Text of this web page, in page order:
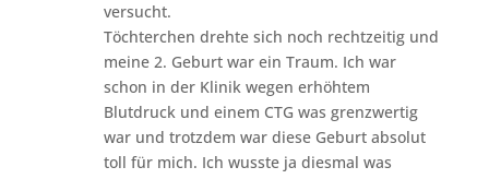
versucht.
Töchterchen drehte sich noch rechtzeitig und
meine 2. Geburt war ein Traum. Ich war
schon in der Klinik wegen erhöhtem
Blutdruck und einem CTG was grenzwertig
war und trotzdem war diese Geburt absolut
toll für mich. Ich wusste ja diesmal was